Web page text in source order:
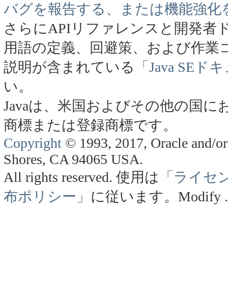
バグを報告する、または機能強化
さらにAPIリファレンスと開発者
用語の定義、回避策、および作
説明が含まれている
「Java SEド
い。
Javaは、米国およびその他の国に
商標または登録商標です。
Copyright © 1993, 2017, Oracle and/
Shores, CA 94065 USA.
All rights reserved. 使用は 「ライセ
布ポリシー」 に従います。 Modify